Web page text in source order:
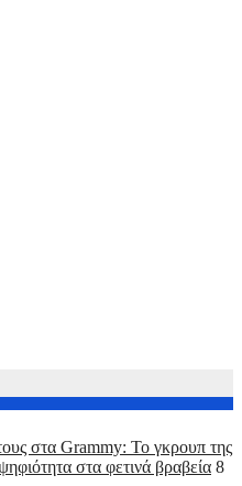
στα Grammy: Το γκρουπ της
στα φετινά βραβεία 8